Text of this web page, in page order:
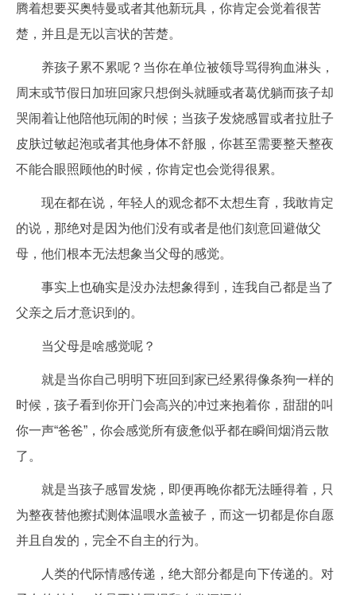
腾着想要买奥特曼或者其他新玩具，你肯定会觉着很苦
楚，并且是无以言状的苦楚。
养孩子累不累呢？当你在单位被领导骂得狗血淋头，
周末或节假日加班回家只想倒头就睡或者葛优躺而孩子却
哭闹着让他陪他玩闹的时候；当孩子发烧感冒或者拉肚子
皮肤过敏起泡或者其他身体不舒服，你甚至需要整天整夜
不能合眼照顾他的时候，你肯定也会觉得很累。
现在都在说，年轻人的观念都不太想生育，我敢肯定
的说，那绝对是因为他们没有或者是他们刻意回避做父
母，他们根本无法想象当父母的感觉。
事实上也确实是没办法想象得到，连我自己都是当了
父亲之后才意识到的。
当父母是啥感觉呢？
就是当你自己明明下班回到家已经累得像条狗一样的
时候，孩子看到你开门会高兴的冲过来抱着你，甜甜的叫
你一声“爸爸”，你会感觉所有疲惫似乎都在瞬间烟消云散
了。
就是当孩子感冒发烧，即便再晚你都无法睡得着，只
为整夜替他擦拭测体温喂水盖被子，而这一切都是你自愿
并且自发的，完全不自主的行为。
人类的代际情感传递，绝大部分都是向下传递的。对